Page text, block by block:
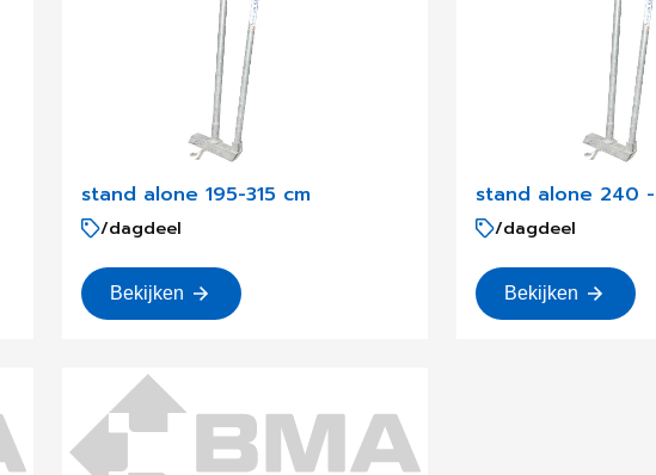
stand alone 195-315 cm
/dagdeel
Bekijken
stand alone 240
/dagdeel
Bekijken